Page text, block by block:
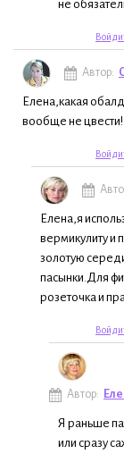
не
Автор:
Елена,какая
вообще не
Елена,я
вермикулиту и
золотую
пасынки.Для
розеточка и
Автор:
Я раньше
или сразу